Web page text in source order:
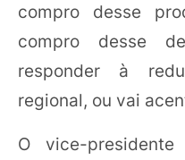
compro desse
compro desse
responder à
regional, ou vai
O vice-